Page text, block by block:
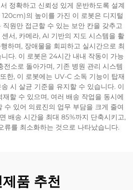
정확하고 신뢰성 있게 운반하도록 설계
의 높이를 가진 이 로봇은 디지털
원만 접근할 수 있는 보안 칸을 갖추고
서, 카메라, AI 기반의 지도 시스템을 활
하며, 장애물을 회피하고 실시간으로 최
다. 이 로봇은 24시간 내내 작동이 가능
전소로 돌아가며, 기존 병원 관리 시스템
한, 이 로봇에는 UV-C 소독 기능이 탑재
시 살균 기준을 유지할 수 있습니다. 이
할 수 있으며, 여러 배송 작업을 동시에
수 있어 의료진의 업무 부담을 크게 줄여
배송 시간을 최대 85%까지 단축시키고,
류를 최소화하는 것으로 나타났습니다.
품 추천